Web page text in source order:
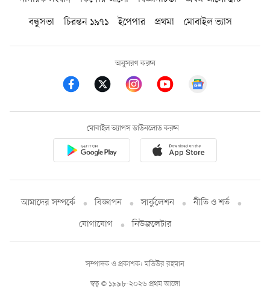
বন্ধুসভা
চিরন্তন ১৯৭১ ইপেপার প্রথমা মোবাইল ভ্যাস
অনুসরণ করুন
মোবাইল অ্যাপস ডাউনলোড করুন
আমাদের সম্পর্কে বিজ্ঞাপন সার্কুলেশন
নীতি ও শর্ত
যোগাযোগ
নিউজলেটার
স্বত্ব © ১৯৯৮-২০২৬ প্রথম আলো
সম্পাদক ও প্রকাশক: মতিউর রহমান